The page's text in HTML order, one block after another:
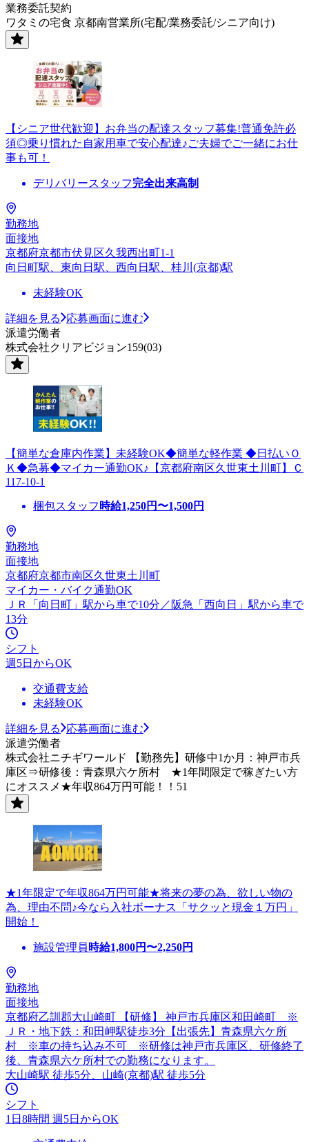
業務委託契約
ワタミの宅食 京都南営業所(宅配/業務委託/シニア向け)
【シニア世代歓迎】お弁当の配達スタッフ募集!普通免許必
須◎乗り慣れた自家用車で安心配達♪ご夫婦でご一緒にお仕
事も可！
デリバリースタッフ完全出来高制
勤務地
面接地
京都府京都市伏見区久我西出町1-1
向日町駅、東向日駅、西向日駅、桂川(京都)駅
未経験OK
詳細を見る
応募画面に進む
派遣労働者
株式会社クリアビジョン159(03)
【簡単な倉庫内作業】未経験OK◆簡単な軽作業 ◆日払いＯ
Ｋ◆急募◆マイカー通勤OK♪【京都府南区久世東土川町】Ｃ
117-10-1
梱包スタッフ 時給1,250円〜1,500円
勤務地
面接地
京都府京都市南区久世東土川町
マイカー・バイク通勤OK
ＪＲ「向日町」駅から車で10分／阪急「西向日」駅から車で
13分
シフト
週5日からOK
交通費支給
未経験OK
詳細を見る
応募画面に進む
派遣労働者
株式会社ニチギワールド 【勤務先】研修中1か月：神戸市兵
庫区⇒研修後：青森県六ケ所村 ★1年間限定で稼ぎたい方
にオススメ★年収864万円可能！！51
★1年限定で年収864万円可能★将来の夢の為、欲しい物の
為、理由不問♪今なら入社ボーナス「サクッと現金１万円」
開始！
施設管理員 時給1,800円〜2,250円
勤務地
面接地
京都府乙訓郡大山崎町 【研修】 神戸市兵庫区和田崎町 ※
ＪＲ・地下鉄：和田岬駅徒歩3分【出張先】青森県六ケ所
村 ※車の持ち込み不可 ※研修は神戸市兵庫区、研修終了
後、青森県六ケ所村での勤務になります。
大山崎駅 徒歩5分、山崎(京都)駅 徒歩5分
シフト
1日8時間 週5日からOK